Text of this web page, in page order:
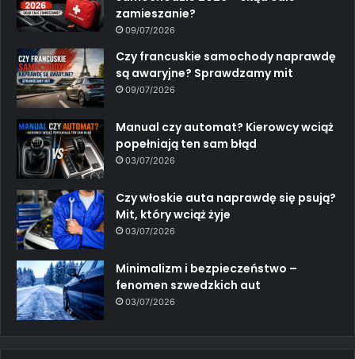
zamieszanie?
09/07/2026
Czy francuskie samochody naprawdę
są awaryjne? Sprawdzamy mit
09/07/2026
Manual czy automat? Kierowcy wciąż
popełniają ten sam błąd
03/07/2026
Czy włoskie auta naprawdę się psują?
Mit, który wciąż żyje
03/07/2026
Minimalizm i bezpieczeństwo –
fenomen szwedzkich aut
03/07/2026